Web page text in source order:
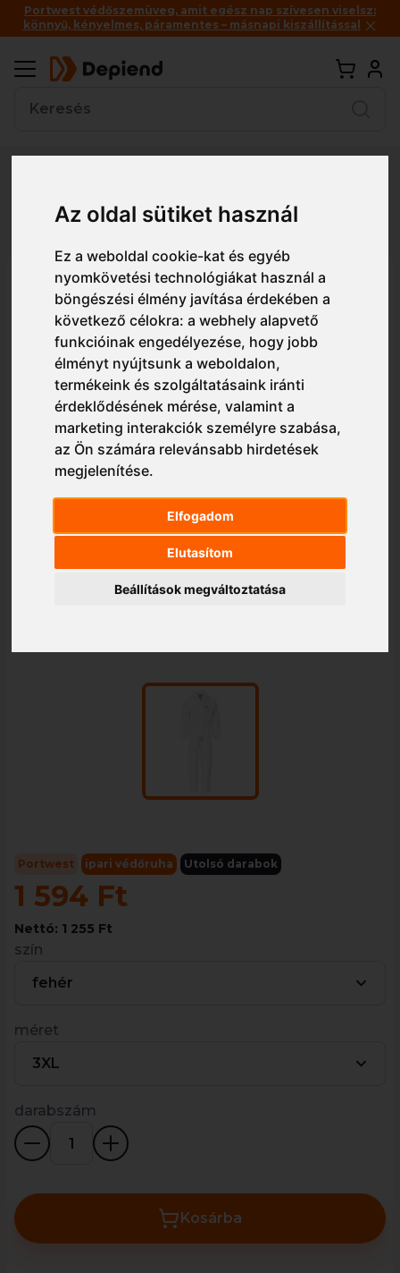
Az oldal sütiket használ
Ez a weboldal cookie-kat és egyéb
nyomkövetési technológiákat használ a
böngészési élmény javítása érdekében a
következő célokra:a webhely alapvető
funkcióinak engedélyezése, hogy jobb
élményt nyújtsunk a weboldalon,
termékeink és szolgáltatásaink iránti
érdeklődésének mérése, valamint a
marketing interakciók személyre szabása,
az Ön számára relevánsabb hirdetések
megjelenítése.
Elfogadom
Elutasítom
Beállítások megváltoztatása
Portwest védőszemüveg, amit egész nap szívesen viselsz:
könnyű, kényelmes, páramentes – másnapi kiszállítással
Részletes nézet Egyszerű nézet
ST80 Portwest BizTex SMS
lángálló overál 5/6-os
Portwest ipari védőruha Utolsó darabok
1 594 Ft
Nettó: 1 255 Ft
szín
fehér
méret
3XL
darabszám
Kosárba